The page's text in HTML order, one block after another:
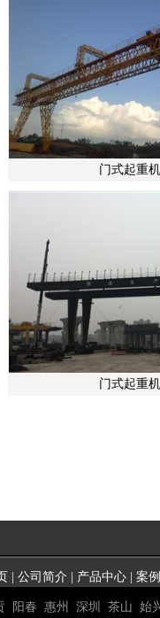
门式起重
门式起重
| 公司简介 | 产品中心| 案
阳春 惠州 深圳 茶山 始